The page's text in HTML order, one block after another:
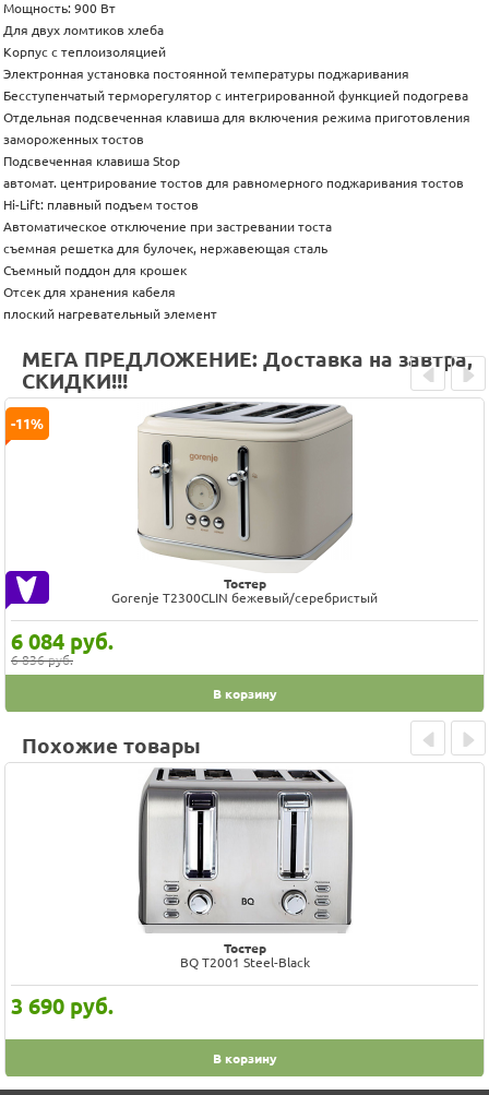
Мощность: 900 Вт
Для двух ломтиков хлеба
Корпус с теплоизоляцией
Электронная установка постоянной температуры поджаривания
Бесступенчатый терморегулятор с интегрированной функцией подогрева
Отдельная подсвеченная клавиша для включения режима приготовления
замороженных тостов
Подсвеченная клавиша Stop
автомат. центрирование тостов для равномерного поджаривания тостов
Hi-Lift: плавный подъем тостов
Автоматическое отключение при застревании тоста
съемная решетка для булочек, нержавеющая сталь
Съемный поддон для крошек
Отсек для хранения кабеля
плоский нагревательный элемент
МЕГА ПРЕДЛОЖЕНИЕ: Доставка на завтра,
СКИДКИ!!!
Тостер
Gorenje T2300CLIN бежевый/серебристый
6 084 руб.
6 836 руб.
-11%
В корзину
Prev Next
Похожие товары
Тостер
BQ T2001 Steel-Black
3 690 руб.
В корзину
Prev Next